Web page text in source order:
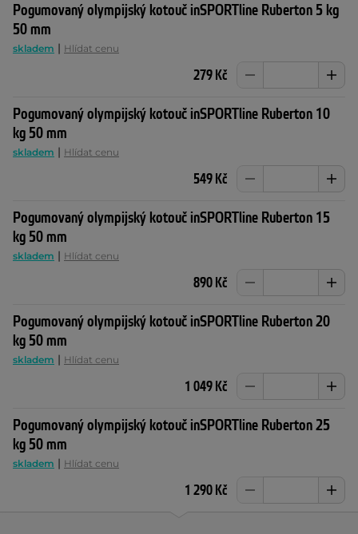
Pogumovaný olympijský kotouč inSPORTline Ruberton 5 kg
50 mm
skladem | Hlídat cenu
279 Kč
Pogumovaný olympijský kotouč inSPORTline Ruberton 10
kg 50 mm
skladem | Hlídat cenu
549 Kč
Pogumovaný olympijský kotouč inSPORTline Ruberton 15
kg 50 mm
skladem | Hlídat cenu
890 Kč
Pogumovaný olympijský kotouč inSPORTline Ruberton 20
kg 50 mm
skladem | Hlídat cenu
1 049 Kč
Pogumovaný olympijský kotouč inSPORTline Ruberton 25
kg 50 mm
skladem | Hlídat cenu
1 290 Kč